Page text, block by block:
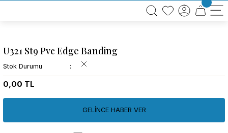
BÜTÜN ALIŞVERİŞLERİNİZDE KARGO BEDAVA!
TÜRKİYE GENELİNDE 10.000 MÜŞTERİ REFERANSI
U321 St9 Pvc Edge Banding
Stok Durumu
0,00 TL
GELİNCE HABER VER